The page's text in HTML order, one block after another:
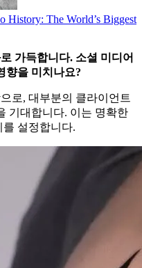
History: The World’s Biggest
가득합니다. 소셜 미디어
향을 미치나요?
로, 대부분의 클라이언트
기대합니다. 이는 명확한
설정합니다.